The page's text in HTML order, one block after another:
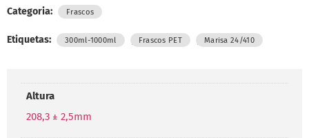
Categoria: Frascos
Etiquetas: 300ml-1000ml , Frascos PET , Marisa 24/410
Altura
208,3 ± 2,5mm